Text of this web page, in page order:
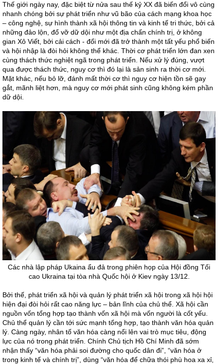
Thế giới ngày nay, đặc biệt từ nửa sau thế kỷ XX đã biến đổi vô cùng
nhanh chóng bởi sự phát triển như vũ bão của cách mạng khoa học
– công nghệ, sự hình thành xã hội thông tin và kinh tế tri thức, bởi cả
những đảo lộn, đổ vỡ dữ dội như một địa chấn chính trị, ở không
gian Xô Viết, bởi cải cách - đổi mới đã trở thành một tất yếu phổ biến
và hội nhập là đòi hỏi không thể khác. Thời cơ phát triển lớn đan xen
cùng thách thức nghiệt ngã trong phát triển. Nếu xử lý đúng, vượt
qua được thách thức, nguy cơ thì đó lại là sản sinh ra thời cơ mới.
Mặt khác, nếu bỏ lỡ, đánh mất thời cơ thì nguy cơ hiện tồn sẽ gay
gắt, mãnh liệt hơn, mà nguy cơ mới phát sinh cũng không kém phần
dữ dội.
Các nhà lập pháp Ukaina ẩu đả trong phiên họp của Hội đồng Tối
cao Ukraina tại tòa nhà Quốc hội ở Kiev ngày 13/12.
Bởi thế, phát triển xã hội và quản lý phát triển xã hội trong xã hội hội
hiện đại đòi hỏi rất cao năng lực – bản lĩnh của chủ thể. Xã hội cần
nguồn vốn tổng hợp tạo thành vốn xã hội mà vốn người là cốt yếu.
Chủ thể quản lý cần tới sức mạnh tổng hợp, tạo thành văn hóa quản
lý. Càng ngày, nhân tố văn hóa càng nổi lên vai trò mục tiêu, động
lực của nó trong phát triển. Chính Chủ tịch Hồ Chí Minh đã sớm
nhận thấy “văn hóa phải soi đường cho quốc dân đi”, “văn hóa ở
trong kinh tế và chính trị”, dùng “văn hóa để chữa thói phù hoa xa xỉ,